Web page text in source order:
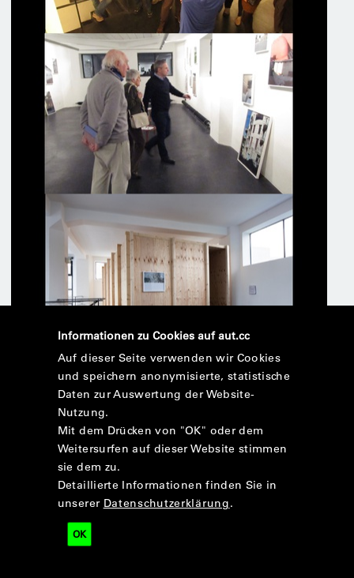
Informationen zu Cookies auf aut.cc
Auf dieser Seite verwenden wir Cookies
und speichern anonymisierte, statistische
Daten zur Auswertung der Website-
Nutzung.
Mit dem Drücken von "OK" oder dem
Weitersurfen auf dieser Website stimmen
sie dem zu.
Detaillierte Informationen finden Sie in
unserer Datenschutzerklärung.
OK